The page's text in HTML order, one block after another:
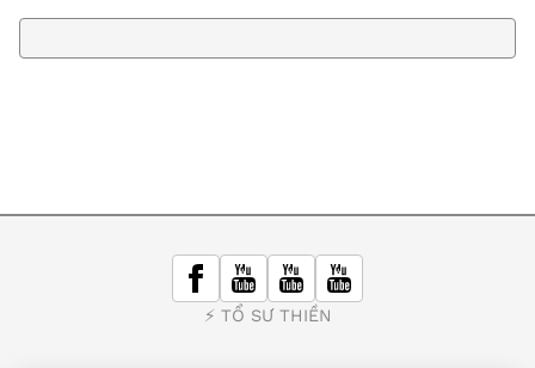
⚡️ TỔ SƯ THIỀN